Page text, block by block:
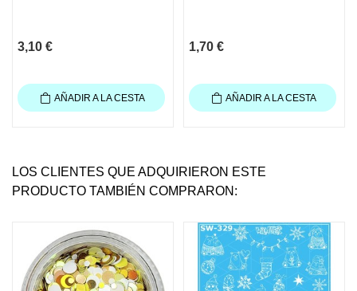
3,10 €
AÑADIR A LA CESTA
1,70 €
AÑADIR A LA CESTA
LOS CLIENTES QUE ADQUIRIERON ESTE
PRODUCTO TAMBIÉN COMPRARON: